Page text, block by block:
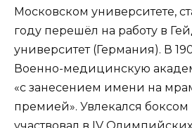
Московском университете,
году перешёл на работу в
университет (Германия). В
Военно-медицинскую
«с занесением имени на
премией». Увлекался